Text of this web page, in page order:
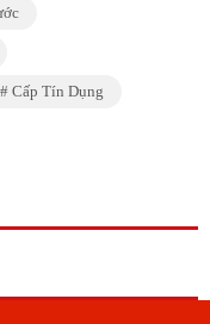
Cấp Tín Dụng